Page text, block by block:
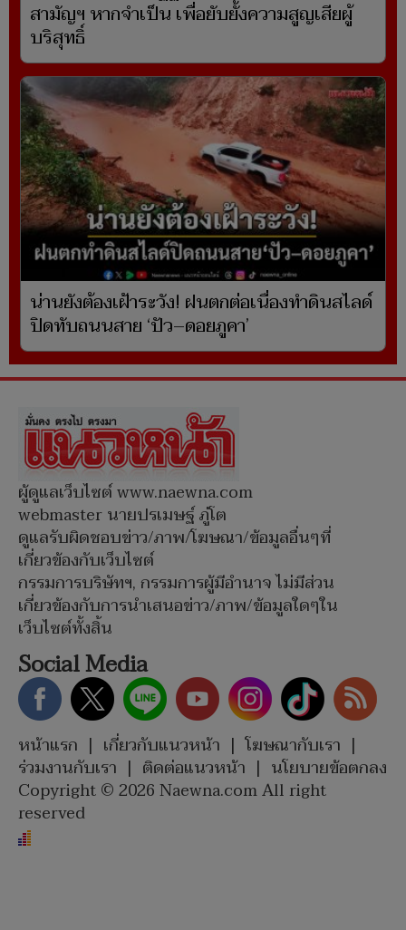
สามัญฯ หากจำเป็น เพื่อยับยั้งความสูญเสียผู้
บริสุทธิ์
น่านยังต้องเฝ้าระวัง! ฝนตกต่อเนื่องทำดินสไลด์
ปิดทับถนนสาย ‘ปัว–ดอยภูคา’
ผู้ดูแลเว็บไซต์ www.naewna.com
webmaster นายปรเมษฐ์ ภู่โต
ดูแลรับผิดชอบข่าว/ภาพ/โฆษณา/ข้อมูลอื่นๆที่
เกี่ยวข้องกับเว็บไซต์
กรรมการบริษัทฯ, กรรมการผู้มีอำนาจ ไม่มีส่วน
เกี่ยวข้องกับการนำเสนอข่าว/ภาพ/ข้อมูลใดๆใน
เว็บไซต์ทั้งสิ้น
Social Media
หน้าแรก | เกี่ยวกับแนวหน้า | โฆษณากับเรา |
ร่วมงานกับเรา | ติดต่อแนวหน้า | นโยบายข้อตกลง
Copyright © 2026 Naewna.com All right
reserved